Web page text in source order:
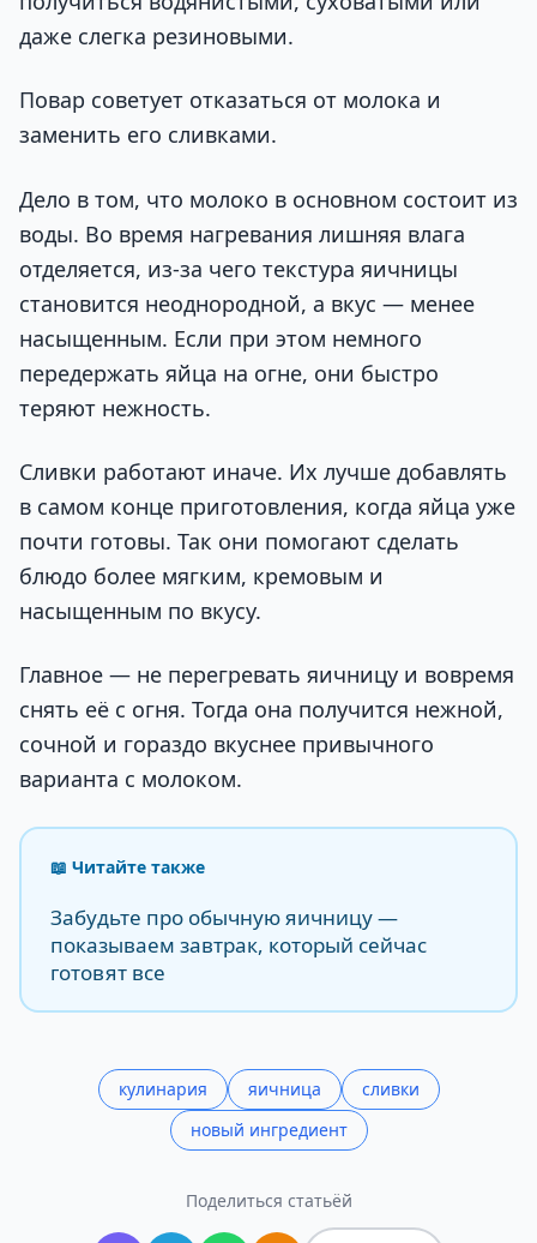
даже слегка резиновыми.
Повар советует отказаться от молока и
заменить его сливками.
Дело в том, что молоко в основном состоит из
воды. Во время нагревания лишняя влага
отделяется, из-за чего текстура яичницы
становится неоднородной, а вкус — менее
насыщенным. Если при этом немного
передержать яйца на огне, они быстро
теряют нежность.
Сливки работают иначе. Их лучше добавлять
в самом конце приготовления, когда яйца уже
почти готовы. Так они помогают сделать
блюдо более мягким, кремовым и
насыщенным по вкусу.
Главное — не перегревать яичницу и вовремя
снять её с огня. Тогда она получится нежной,
сочной и гораздо вкуснее привычного
варианта с молоком.
📖 Читайте также
Забудьте про обычную яичницу —
показываем завтрак, который сейчас
готовят все
кулинария яичница
сливки
новый ингредиент
Поделиться статьёй